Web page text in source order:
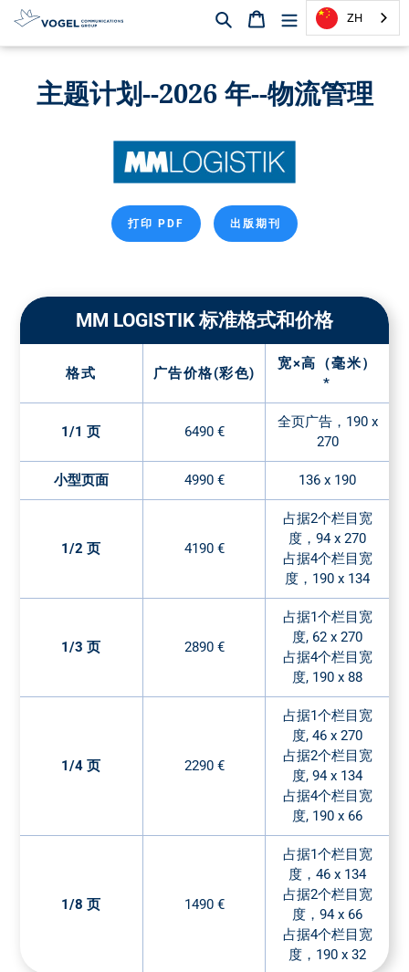
直
搜索 购物篮 ZH
主题计划--2026 年--物流管理
打印 PDF 出版期刊
MM LOGISTIK 标准格式和价格
格式 广告价格(彩色)
宽×高（毫米）
*
1/1 页 6490 €
全页广告，190 x
270
小型页面 4990 € 136 x 190
1/2 页 4190 €
占据2个栏目宽
度，94 x 270
占据4个栏目宽
度，190 x 134
1/3 页 2890 €
占据1个栏目宽
度, 62 x 270
占据4个栏目宽
度, 190 x 88
1/4 页 2290 €
占据1个栏目宽
度, 46 x 270
占据2个栏目宽
度, 94 x 134
占据4个栏目宽
度, 190 x 66
1/8 页 1490 €
占据1个栏目宽
度，46 x 134
占据2个栏目宽
度，94 x 66
占据4个栏目宽
度，190 x 32